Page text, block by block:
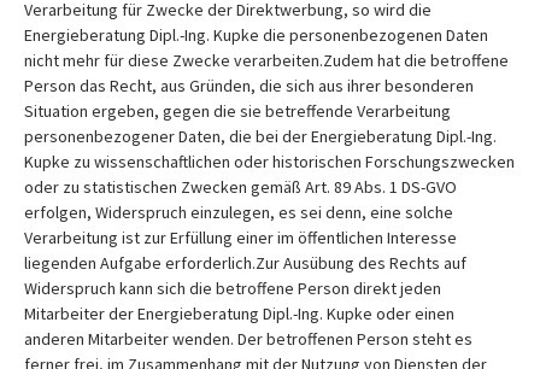
Verarbeitung für Zwecke der Direktwerbung, so wird die
Energieberatung Dipl.-Ing. Kupke die personenbezogenen Daten
nicht mehr für diese Zwecke verarbeiten.Zudem hat die betroffene
Person das Recht, aus Gründen, die sich aus ihrer besonderen
Situation ergeben, gegen die sie betreffende Verarbeitung
personenbezogener Daten, die bei der Energieberatung Dipl.-Ing.
Kupke zu wissenschaftlichen oder historischen Forschungszwecken
oder zu statistischen Zwecken gemäß Art. 89 Abs. 1 DS-GVO
erfolgen, Widerspruch einzulegen, es sei denn, eine solche
Verarbeitung ist zur Erfüllung einer im öffentlichen Interesse
liegenden Aufgabe erforderlich.Zur Ausübung des Rechts auf
Widerspruch kann sich die betroffene Person direkt jeden
Mitarbeiter der Energieberatung Dipl.-Ing. Kupke oder einen
anderen Mitarbeiter wenden. Der betroffenen Person steht es
ferner frei, im Zusammenhang mit der Nutzung von Diensten der